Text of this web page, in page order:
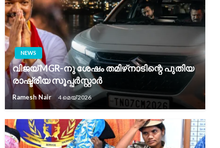
NEWS
വിജയ് MGR-നു ശേഷം തമിഴ്‌നാടിന്റെ പുതിയ
രാഷ്ട്രീയ സൂപ്പർസ്റ്റാർ
Ramesh Nair 4 മെയ്‌ 2026